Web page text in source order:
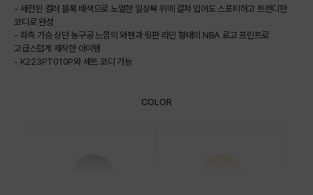
- 세련된 컬러 블록 배색으로 노멀한 일상복 위에 걸쳐 입어도 스포티하고 트렌디한
코디로 완성
- 좌측 가슴 상단 농구공 느낌의 와펜과 뒷판 라인 형태의 NBA 로고 프린트로
고급스럽게 제작한 아이템
- K223PT010P와 세트 코디 가능
COLOR